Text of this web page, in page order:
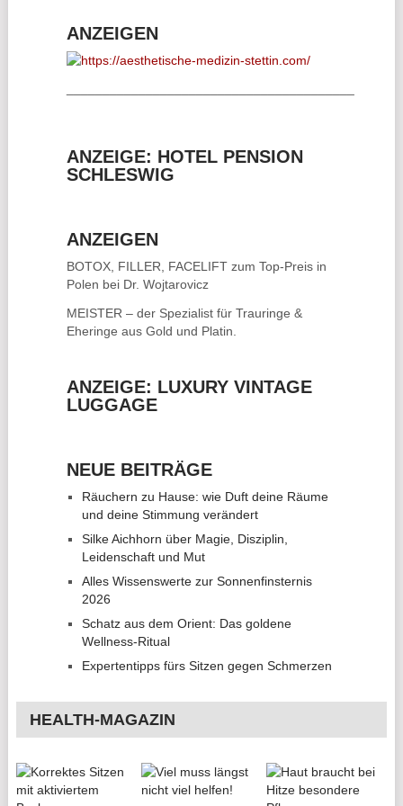
ANZEIGEN
ANZEIGE: HOTEL PENSION
SCHLESWIG
ANZEIGEN
BOTOX, FILLER, FACELIFTzum Top-Preis in
Polen bei Dr. Wojtarovicz
MEISTER – der Spezialist für Trauringe &
Eheringe aus Gold und Platin.
ANZEIGE: LUXURY VINTAGE
LUGGAGE
NEUE BEITRÄGE
Räuchern zu Hause: wie Duft deine Räume
und deine Stimmung verändert
Silke Aichhorn über Magie, Disziplin,
Leidenschaft und Mut
Alles Wissenswerte zur Sonnenfinsternis
2026
Schatz aus dem Orient: Das goldene
Wellness-Ritual
Expertentipps fürs Sitzen gegen Schmerzen
HEALTH-MAGAZIN